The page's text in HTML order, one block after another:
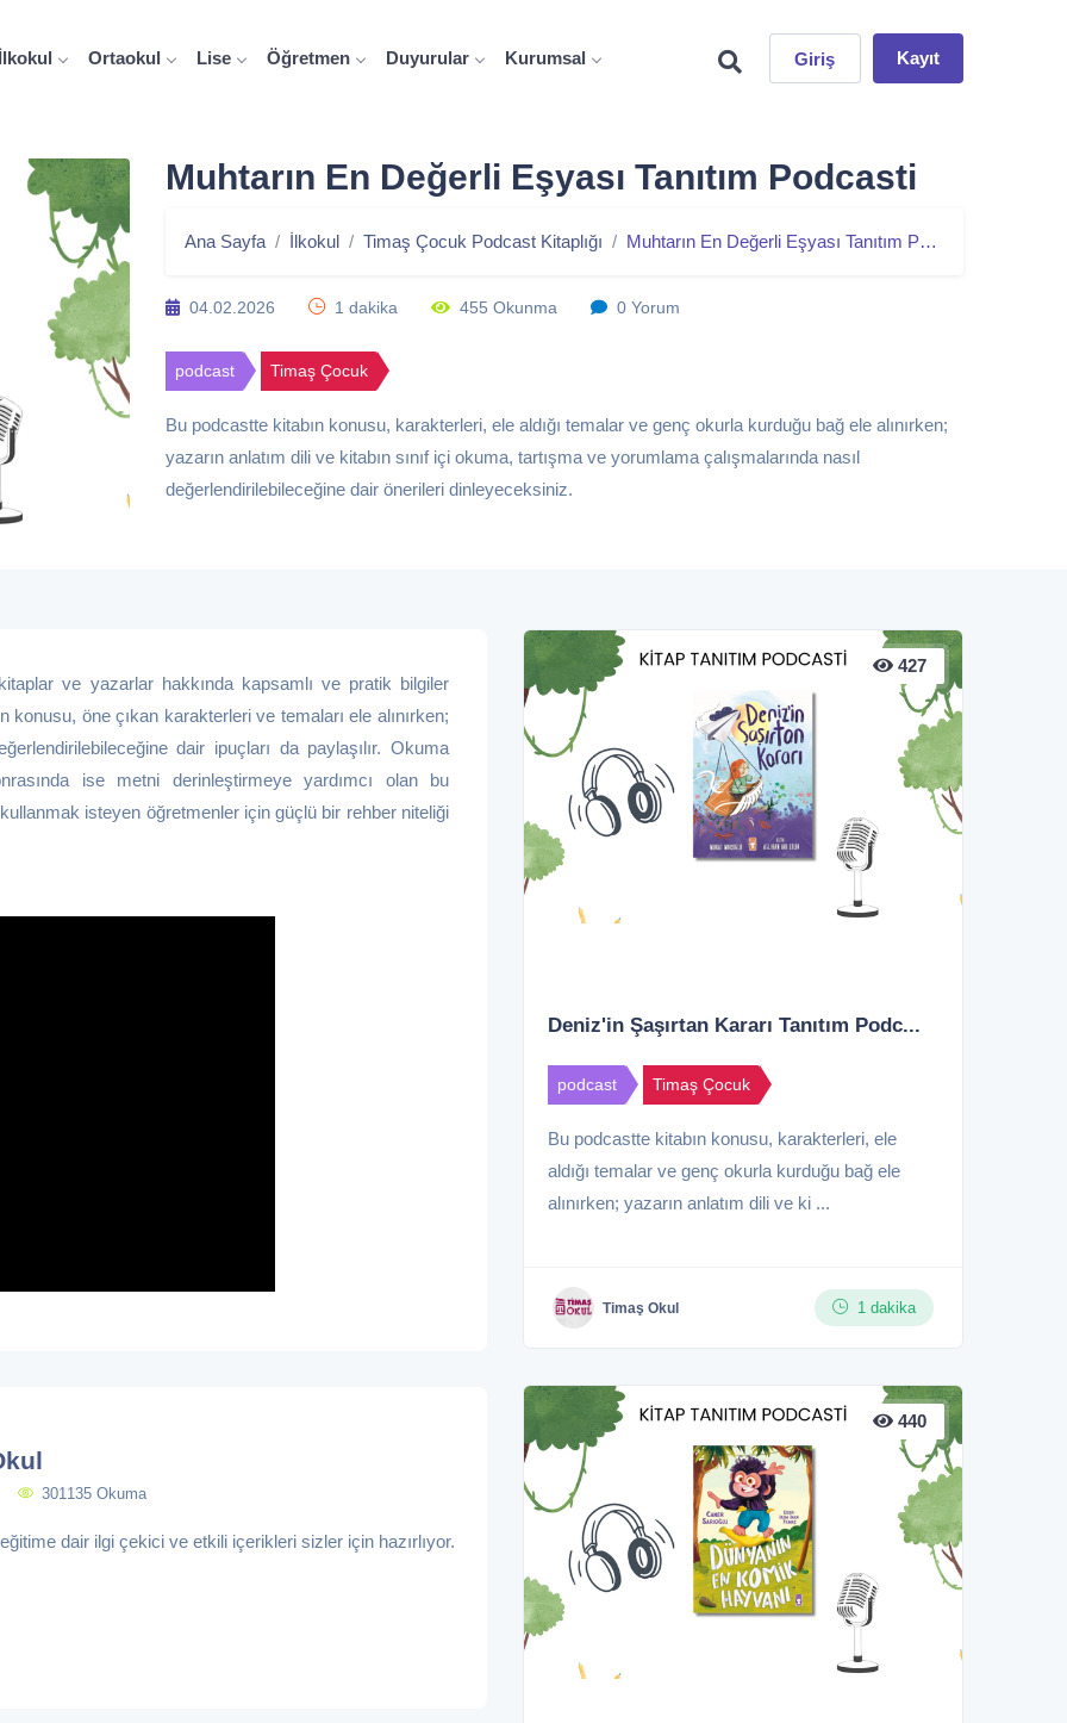
İlkokul Ortaokul Lise Öğretmen Duyurular Kurumsal Giriş Kayıt
Muhtarın En Değerli Eşyası Tanıtım Podcasti
Ana Sayfa İlkokul Timaş Çocuk Podcast Kitaplığı Muhtarın En Değerli Eşyası Tanıtım Podcasti
04.02.2026 1 dakika 455 Okunma 0 Yorum
podcast Timaş Çocuk
Bu podcastte kitabın konusu, karakterleri, ele aldığı temalar ve genç okurla kurduğu bağ ele alınırken;
yazarın anlatım dili ve kitabın sınıf içi okuma, tartışma ve yorumlama çalışmalarında nasıl
değerlendirilebileceğine dair önerileri dinleyeceksiniz.
ve yazarlar hakkında kapsamlı ve pratik bilgiler
konusu, öne çıkan karakterleri ve temaları ele alınırken;
dair ipuçları da paylaşılır. Okuma
ise metni derinleştirmeye yardımcı olan bu
isteyen öğretmenler için güçlü bir rehber niteliği
301135 Okuma
dair ilgi çekici ve etkili içerikleri sizler için hazırlıyor.
427
Deniz'in Şaşırtan Kararı Tanıtım Podc...
podcast Timaş Çocuk
Bu podcastte kitabın konusu, karakterleri, ele
aldığı temalar ve genç okurla kurduğu bağ ele
alınırken; yazarın anlatım dili ve ki ...
Timaş Okul 1 dakika
440